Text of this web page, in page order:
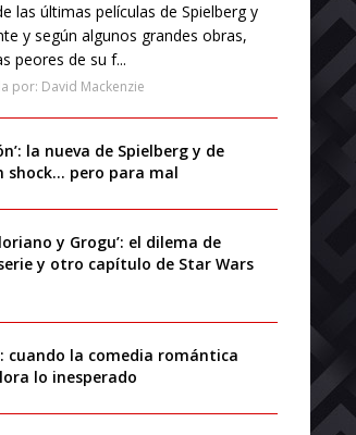
las últimas películas de Spielberg y
y según algunos grandes obras,
peores de su f...
por: David Mackenzie
la nueva de Spielberg y de
shock… pero para mal
y Grogu’: el dilema de
y otro capítulo de Star Wars
cuando la comedia romántica
lo inesperado